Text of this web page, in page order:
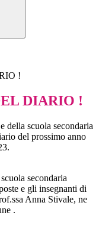
!
DIARIO !
della scuola secondaria
del prossimo anno
secondaria
e gli insegnanti di
Anna Stivale, ne
.